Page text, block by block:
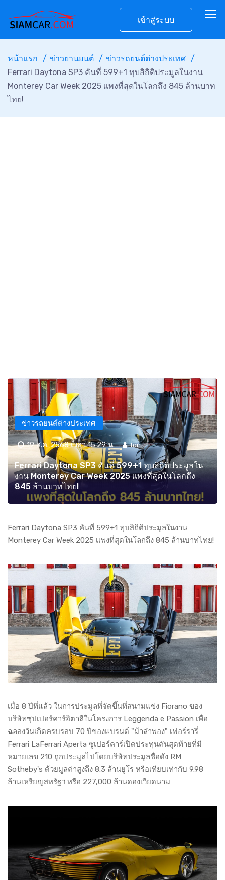
เข้าสู่ระบบ
หน้าแรก ข่าวยานยนต์
ข่าวรถยนต์ต่างประเทศ
Ferrari Daytona SP3 คันที่ 599+1 ทุบสิถิติประมูลในงาน
Monterey Car Week 2025 เเพงที่สุดในโลกถึง 845 ล้านบาท
ไทย!
ข่าวรถยนต์ต่างประเทศ
19 ส.ค. 2568 เวลา 15:29 น. Tor
Ferrari Daytona SP3 คันที่ 599+1 ทุบสิถิติประมูลใน
งาน Monterey Car Week 2025 เเพงที่สุดในโลกถึง
845 ล้านบาทไทย!
Ferrari Daytona SP3 คันที่ 599+1 ทุบสิถิติประมูลในงาน
Monterey Car Week 2025 เเพงที่สุดในโลกถึง 845 ล้านบาทไทย!
เมื่อ 8 ปีที่แล้ว ในการประมูลที่จัดขึ้นที่สนามแข่ง Fiorano ของ
บริษัทซุปเปอร์คาร์อิตาลีในโครงการ Leggenda e Passion เพื่อ
ฉลองวันเกิดครบรอบ 70 ปีของแบรนด์ "ม้าลำพอง" เฟอร์รารี่
Ferrari LaFerrari Aperta ซูเปอร์คาร์เปิดประทุนคันสุดท้ายที่มี
หมายเลข 210 ถูกประมูลไปโดยบริษัทประมูลชื่อดัง RM
Sotheby's ด้วยมูลค่าสูงถึง 8.3 ล้านยูโร หรือเทียบเท่ากับ 9.98
ล้านเหรียญสหรัฐฯ หรือ 227,000 ล้านดองเวียดนาม